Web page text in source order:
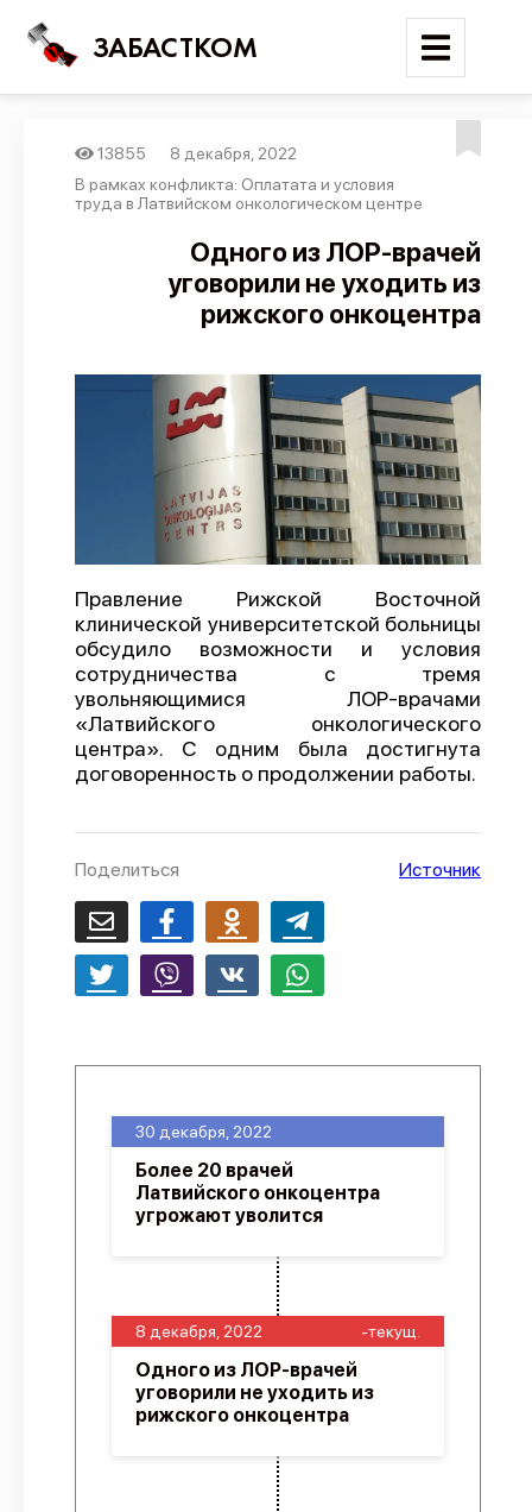
ЗАБАСТКОМ
Войти
Поиск
Новости
Карта событий
Отчеты
Предложить публикацию
Справочник
API
О проекте
Политика конфиденциальности
13855
8 декабря, 2022
В рамках конфликта: Оплатата и условия
труда в Латвийском онкологическом центре
Одного из ЛОР-врачей
уговорили не уходить из
рижского онкоцентра
Правление Рижской Восточной
клинической университетской больницы
обсудило возможности и условия
сотрудничества с тремя
увольняющимися ЛОР-врачами
«Латвийского онкологического
центра». С одним была достигнута
договоренность о продолжении работы.
Поделиться Источник
8 декабря, 2022 -текущ.
Одного из ЛОР-врачей
уговорили не уходить из
рижского онкоцентра
30 декабря, 2022
Более 20 врачей
Латвийского онкоцентра
угрожают уволится